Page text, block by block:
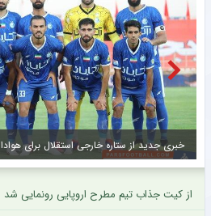
خبری جدید از ستاره خارجی استقلال برای
از کیت جذاب تیم مطرح اروپایی رونمایی